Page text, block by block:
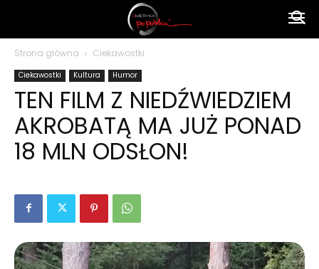
polsku
Strona główna Ciekawostki
Ciekawostki Kultura Humor
TEN FILM Z NIEDŹWIEDZIEM
AKROBATĄ MA JUŻ PONAD
18 MLN ODSŁON!